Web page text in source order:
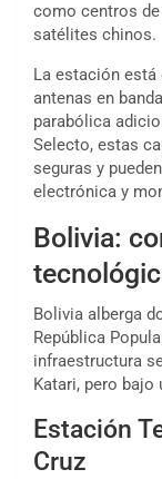
como centros
satélites chinos.
La estación está
antenas en
parabólica
Selecto, estas
seguras y
electrónica y
Bolivia:
Bolivia alberga
República
infraestructura
Katari, pero
Estación
Cruz